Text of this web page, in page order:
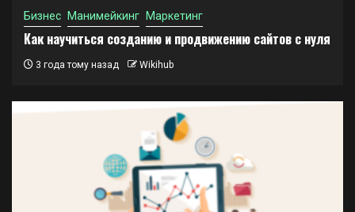
Бизнес Манимейкинг Маркетинг
Как научиться созданию и продвижению сайтов с нуля
3 года тому назад Wikihub